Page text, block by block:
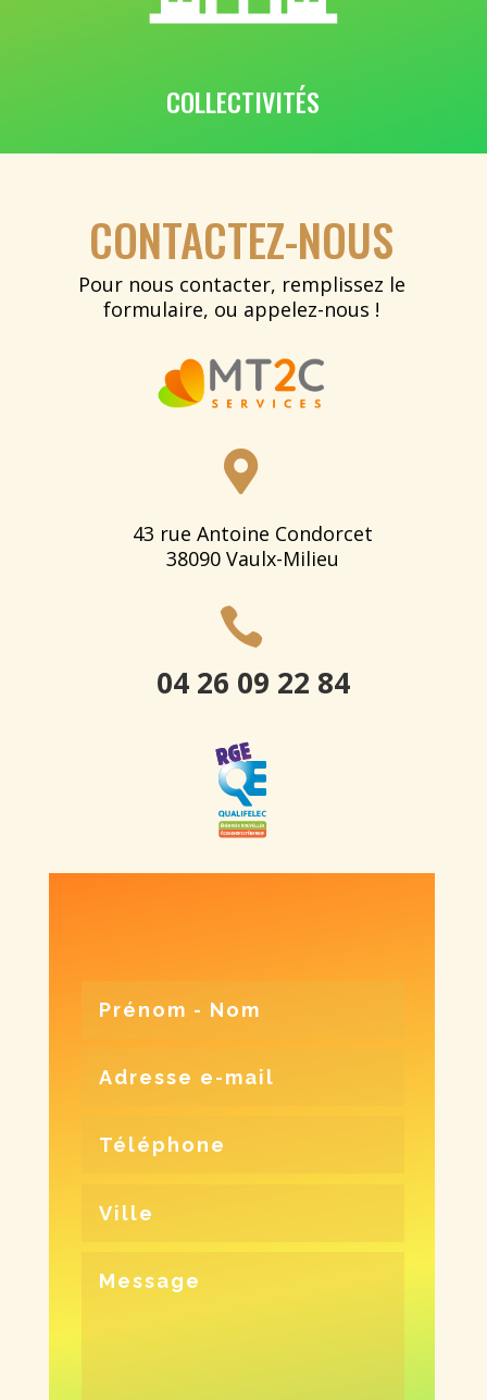
COLLECTIVITÉS
CONTACTEZ-NOUS
Pour nous contacter, remplissez le
formulaire, ou appelez-nous !

43 rue Antoine Condorcet
38090 Vaulx-Milieu

04 26 09 22 84